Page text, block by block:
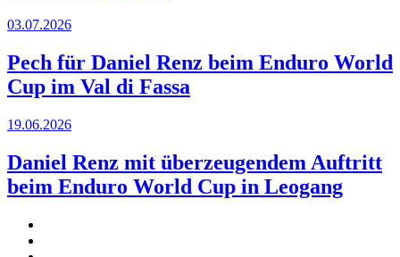
03.07.2026
Pech für Daniel Renz beim Enduro World
Cup im Val di Fassa
19.06.2026
Daniel Renz mit überzeugendem Auftritt
beim Enduro World Cup in Leogang